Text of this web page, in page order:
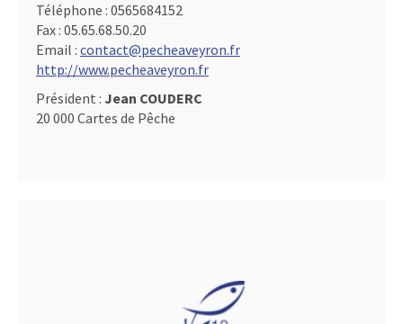
Téléphone : 0565684152
Fax : 05.65.68.50.20
Email : contact@pecheaveyron.fr
http://www.pecheaveyron.fr
Président : Jean COUDERC
20 000 Cartes de Pêche